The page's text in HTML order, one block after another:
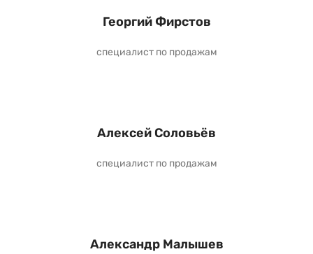
Георгий Фирстов
специалист по продажам
Алексей Соловьёв
специалист по продажам
Александр Малышев